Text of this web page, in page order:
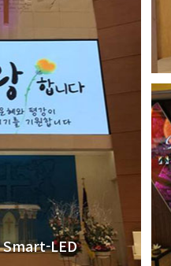
Smart-LED